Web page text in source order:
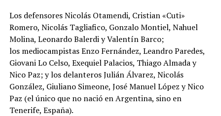
Los defensores Nicolás Otamendi, Cristian «Cuti»
Romero, Nicolás Tagliafico, Gonzalo Montiel, Nahuel
Molina, Leonardo Balerdi y Valentín Barco;
los mediocampistas Enzo Fernández, Leandro Paredes,
Giovani Lo Celso, Exequiel Palacios, Thiago Almada y
Nico Paz; y los delanteros Julián Álvarez, Nicolás
González, Giuliano Simeone, José Manuel López y Nico
Paz (el único que no nació en Argentina, sino en
Tenerife, España).